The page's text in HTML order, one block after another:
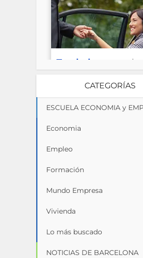
CATEGORÍAS
ESCUELA ECONOMIA y
Economia
Empleo
Formación
Mundo Empresa
Vivienda
Lo más buscado
NOTICIAS DE BARCELONA